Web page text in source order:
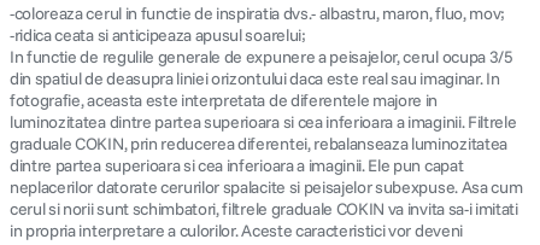
-coloreaza cerul in functie de inspiratia dvs.- albastru, maron, fluo, mov;
-ridica ceata si anticipeaza apusul soarelui;
In functie de regulile generale de expunere a peisajelor, cerul ocupa 3/5
din spatiul de deasupra liniei orizontului daca este real sau imaginar. In
fotografie, aceasta este interpretata de diferentele majore in
luminozitatea dintre partea superioara si cea inferioara a imaginii. Filtrele
graduale COKIN, prin reducerea diferentei, rebalanseaza luminozitatea
dintre partea superioara si cea inferioara a imaginii. Ele pun capat
neplacerilor datorate cerurilor spalacite si peisajelor subexpuse. Asa cum
cerul si norii sunt schimbatori, filtrele graduale COKIN va invita sa-i imitati
in propria interpretare a culorilor. Aceste caracteristici vor deveni